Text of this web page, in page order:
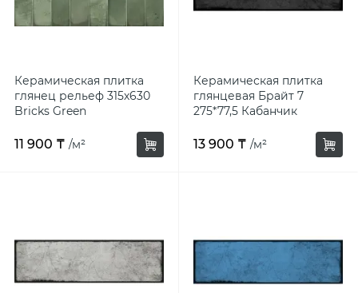
Керамическая плитка
глянец рельеф 315х630
Bricks Green
11 900 ₸ /м²
Керамическая плитка
глянцевая Брайт 7
275*77,5 Кабанчик
13 900 ₸ /м²